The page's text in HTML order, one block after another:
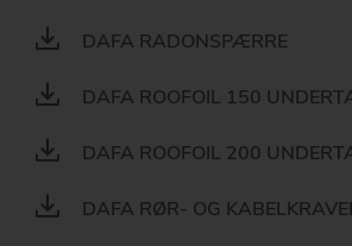
DAFA RADONSPÆRRE
DAFA ROOFOIL 150
DAFA ROOFOIL 200
DAFA RØR- OG